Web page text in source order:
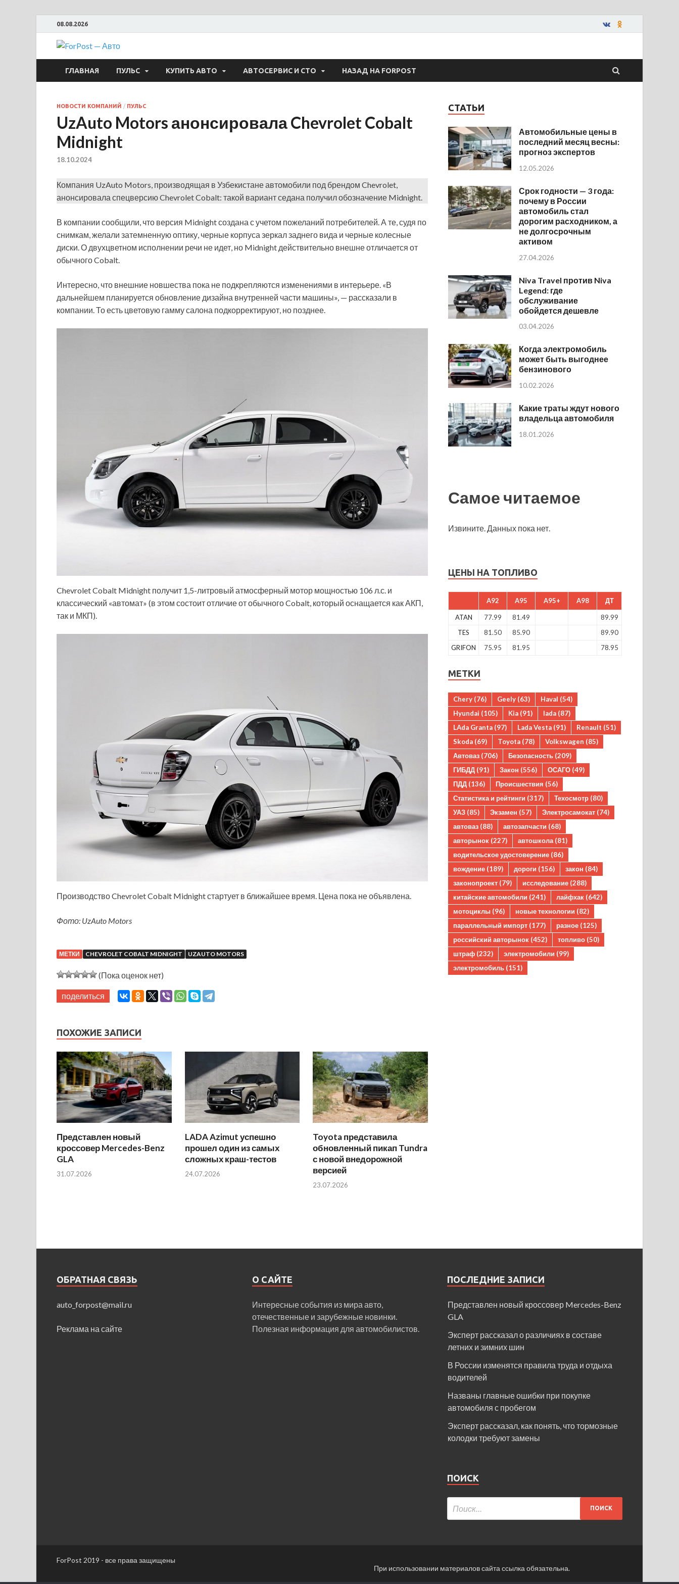
08.08.2026
ForPost — Авто
ГЛАВНАЯ ПУЛЬС КУПИТЬ АВТО АВТОСЕРВИС И СТО НАЗАД НА FORPOST
НОВОСТИ КОМПАНИЙ / ПУЛЬС
UzAuto Motors анонсировала Chevrolet Cobalt
Midnight
18.10.2024
Компания UzAuto Motors, производящая в Узбекистане автомобили под брендом Chevrolet,
анонсировала спецверсию Chevrolet Cobalt: такой вариант седана получил обозначение Midnight.
В компании сообщили, что версия Midnight создана с учетом пожеланий потребителей. А те, судя по
снимкам, желали затемненную оптику, черные корпуса зеркал заднего вида и черные колесные
диски. О двухцветном исполнении речи не идет, но Midnight действительно внешне отличается от
обычного Cobalt.
Интересно, что внешние новшества пока не подкрепляются изменениями в интерьере. «В
дальнейшем планируется обновление дизайна внутренней части машины», — рассказали в
компании. То есть цветовую гамму салона подкорректируют, но позднее.
Chevrolet Cobalt Midnight получит 1,5-литровый атмосферный мотор мощностью 106 л.с. и
классический «автомат» (в этом состоит отличие от обычного Cobalt, который оснащается как АКП,
так и МКП).
Производство Chevrolet Cobalt Midnight стартует в ближайшее время. Цена пока не объявлена.
Фото: UzAuto Motors
МЕТКИ CHEVROLET COBALT MIDNIGHT UZAUTO MOTORS
(Пока оценок нет)
поделиться
ПОХОЖИЕ ЗАПИСИ
Представлен новый
кроссовер Mercedes-Benz
GLA
31.07.2026
LADA Azimut успешно
прошел один из самых
сложных краш-тестов
24.07.2026
Toyota представила
обновленный пикап Tundra
с новой внедорожной
версией
23.07.2026
СТАТЬИ
Автомобильные цены в
последний месяц весны:
прогноз экспертов
12.05.2026
Срок годности — 3 года:
почему в России
автомобиль стал
дорогим расходником, а
не долгосрочным
активом
27.04.2026
Niva Travel против Niva
Legend: где
обслуживание
обойдется дешевле
03.04.2026
Когда электромобиль
может быть выгоднее
бензинового
10.02.2026
Какие траты ждут нового
владельца автомобиля
18.01.2026
Самое читаемое
Извините. Данных пока нет.
ЦЕНЫ НА ТОПЛИВО
A92 A95 A95+ A98 ДТ
ATAN 77.99 81.49
89.99
TES
81.50 85.90
89.90
GRIFON
75.95 81.95 78.95
МЕТКИ
Chery (76) Geely (63) Haval (54)
Hyundai (105) Kia (91) lada (87)
LAda Granta (97) Lada Vesta (91) Renault (51)
Skoda (69) Toyota (78) Volkswagen (85)
Автоваз (706) Безопасность (209)
ГИБДД (91) Закон (556) ОСАГО (49)
ПДД (136) Происшествия (56)
Статистика и рейтинги (317) Техосмотр (80)
УАЗ (85) Экзамен (57) Электросамокат (74)
автоваз (88) автозапчасти (68)
авторынок (227) автошкола (81)
водительское удостоверение (86)
вождение (189) дороги (156) закон (84)
законопроект (79) исследование (288)
китайские автомобили (241) лайфхак (642)
мотоциклы (96) новые технологии (82)
параллельный импорт (177) разное (125)
российский авторынок (452) топливо (50)
штраф (232) электромобили (99)
электромобиль (151)
ОБРАТНАЯ СВЯЗЬ
auto_forpost@mail.ru
Реклама на сайте
О САЙТЕ
Интересные события из мира авто,
отечественные и зарубежные новинки.
Полезная информация для автомобилистов.
ПОСЛЕДНИЕ ЗАПИСИ
Представлен новый кроссовер Mercedes-Benz
GLA
Эксперт рассказал о различиях в составе
летних и зимних шин
В России изменятся правила труда и отдыха
водителей
Названы главные ошибки при покупке
автомобиля с пробегом
Эксперт рассказал, как понять, что тормозные
колодки требуют замены
ПОИСК
ForPost 2019 - все права защищены
При использовании материалов сайта ссылка обязательна.